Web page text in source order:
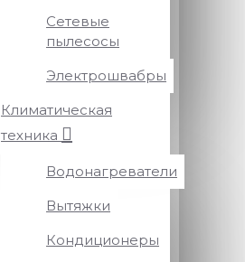
Сетевые
пылесосы
Электрошвабры
Климатическая
техника
Водонагреватели
Вытяжки
Кондиционеры